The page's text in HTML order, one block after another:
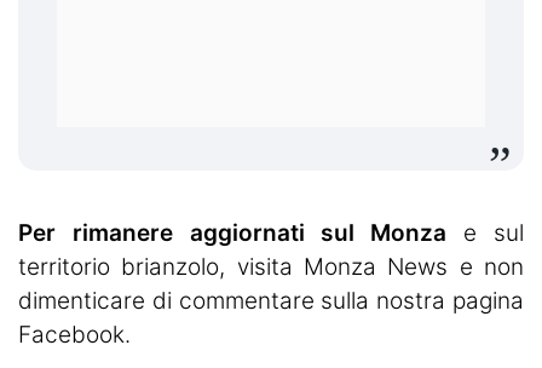
Per rimanere aggiornati sul Monza e sul
territorio brianzolo, visita Monza News e non
dimenticare di commentare sulla nostra pagina
Facebook.